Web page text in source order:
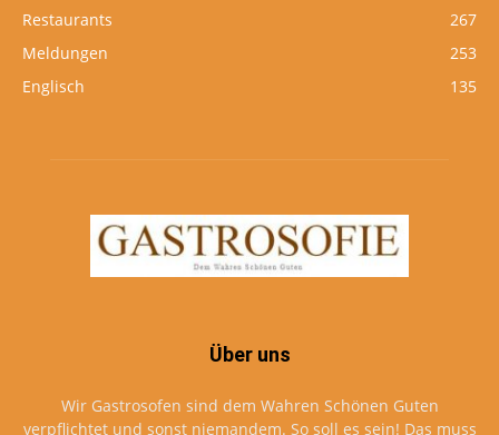
Restaurants
267
Meldungen
253
Englisch
135
Über uns
Wir Gastrosofen sind dem Wahren Schönen Guten
verpflichtet und sonst niemandem. So soll es sein! Das muss